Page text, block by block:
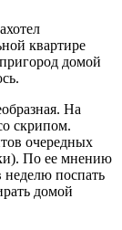
квартире
домой
На
скрипом.
очередных
По ее мнению
неделю поспать
домой